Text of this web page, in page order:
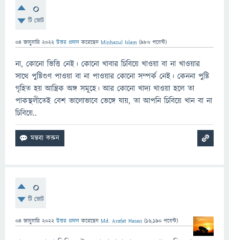
0
টি ভোট
04 জানুয়ারি 2022 উত্তর প্রদান করেছেন Minhazul Islam (980 পয়েন্ট)
না, কোনো ভিত্তি নেই। কোনো খাবার চিবিয়ে খাওয়া বা না খাওয়ার
সাথে পুষ্টিগুণ পাওয়া বা না পাওয়ার কোনো সম্পর্ক নেই। কেননা পুষ্টি
গৃহিত হয় আন্ত্রিক অঙ্গ সমূহে। আর কোনো খাদ্য খাওয়া হলে তা
পাকস্থলীতেই বেশ ভালোভাবে ভেঙ্গে যায়, তা আপনি চিবিয়ে খান বা না
চিবিয়ে..
0
টি ভোট
04 জানুয়ারি 2022 উত্তর প্রদান করেছেন Md. Arafat Hasan (16,190 পয়েন্ট)